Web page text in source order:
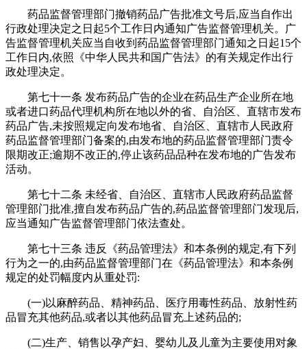
药品监督管理部门撤销药品广告批准文号后,应当自作出
行政处理决定之日起5个工作日内通知广告监督管理机关。广
告监督管理机关应当自收到药品监督管理部门通知之日起15个
工作日内,依照《中华人民共和国广告法》的有关规定作出行
政处理决定。
第七十一条 发布药品广告的企业在药品生产企业所在地
或者进口药品代理机构所在地以外的省、自治区、直辖市发布
药品广告,未按照规定向发布地省、自治区、直辖市人民政府
药品监督管理部门备案的,由发布地的药品监督管理部门责令
限期改正;逾期不改正的,停止该药品品种在发布地的广告发布
活动。
第七十二条 未经省、自治区、直辖市人民政府药品监督
管理部门批准,擅自发布药品广告的,药品监督管理部门发现后,
应当通知广告监督管理部门依法查处。
第七十三条 违反《药品管理法》和本条例的规定,有下列
行为之一的,由药品监督管理部门在《药品管理法》和本条例
规定的处罚幅度内从重处罚:
(一)以麻醉药品、精神药品、医疗用毒性药品、放射性药
品冒充其他药品,或者以其他药品冒充上述药品的;
(二)生产、销售以孕产妇、婴幼儿及儿童为主要使用对象